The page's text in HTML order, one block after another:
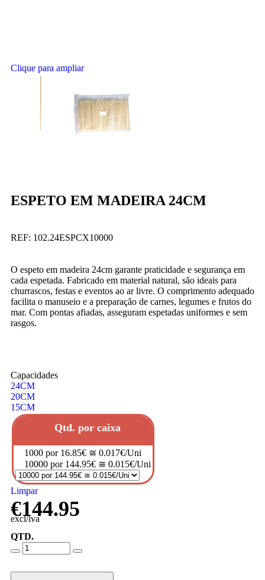
Clique para ampliar
ESPETO EM MADEIRA 24CM
REF: 102.24ESPCX10000
O espeto em madeira 24cm garante praticidade e segurança em
cada espetada. Fabricado em material natural, são ideais para
churrascos, festas e eventos ao ar livre. O comprimento adequado
facilita o manuseio e a preparação de carnes, legumes e frutos do
mar. Com pontas afiadas, asseguram espetadas uniformes e sem
rasgos.
Capacidades
24CM
20CM
15CM
Qtd. por caixa
1000 por 16.85€ ≅ 0.017€/Uni
10000 por 144.95€ ≅ 0.015€/Uni
Limpar
€144.95
excl/iva
QTD.